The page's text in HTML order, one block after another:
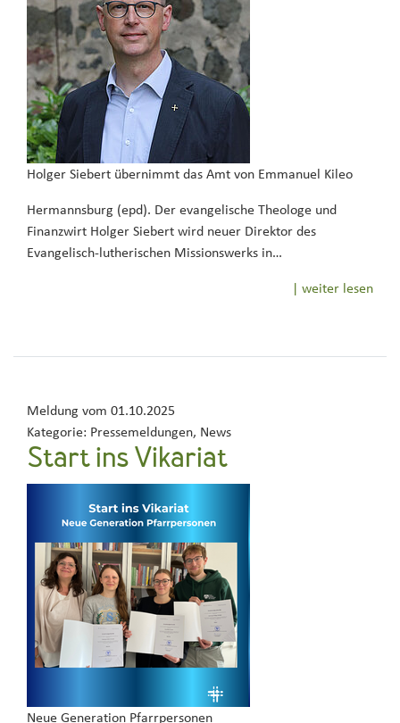
Holger Siebert übernimmt das Amt von Emmanuel Kileo
Hermannsburg (epd). Der evangelische Theologe und
Finanzwirt Holger Siebert wird neuer Direktor des
Evangelisch-lutherischen Missionswerks in…
| weiter lesen
Meldung vom 01.10.2025
Kategorie: Pressemeldungen, News
Start ins Vikariat
Neue Generation Pfarrpersonen